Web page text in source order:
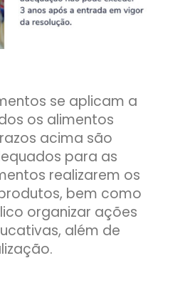
se aplicam a
os alimentos
acima são
para as
realizarem os
bem como
organizar ações
além de